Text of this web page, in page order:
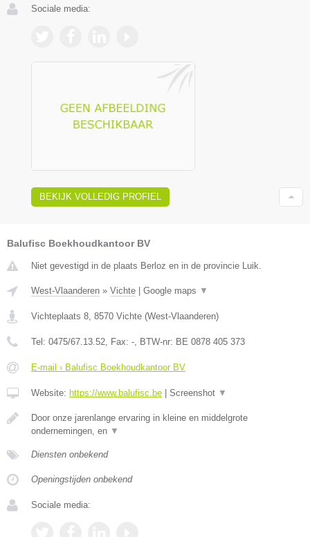
Sociale media:
BEKIJK VOLLEDIG PROFIEL
Balufisc Boekhoudkantoor BV
Niet gevestigd in de plaats Berloz en in de provincie Luik.
West-Vlaanderen » Vichte Google maps ▼
Vichteplaats 8, 8570 Vichte (West-Vlaanderen)
Tel: 0475/67.13.52, Fax: -, BTW-nr: BE 0878 405 373
E-mail › Balufisc Boekhoudkantoor BV
Website: https://www.balufisc.be Screenshot ▼
Door onze jarenlange ervaring in kleine en middelgrote
ondernemingen, en ▼
Diensten onbekend
Openingstijden onbekend
Sociale media: